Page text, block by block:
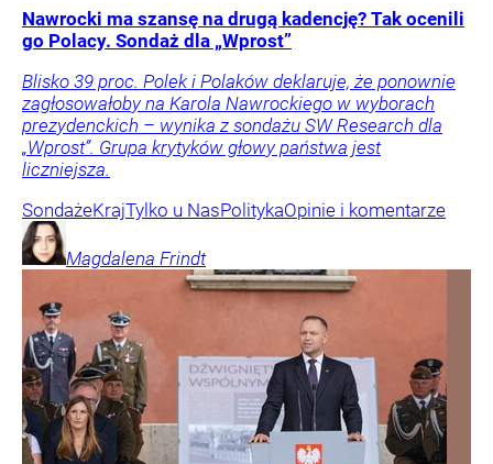
Nawrocki ma szansę na drugą kadencję? Tak ocenili
go Polacy. Sondaż dla „Wprost”
Blisko 39 proc. Polek i Polaków deklaruje, że ponownie
zagłosowałoby na Karola Nawrockiego w wyborach
prezydenckich – wynika z sondażu SW Research dla
„Wprost”. Grupa krytyków głowy państwa jest
liczniejsza.
SondażeKrajTylko u NasPolitykaOpinie i komentarze
Magdalena Frindt